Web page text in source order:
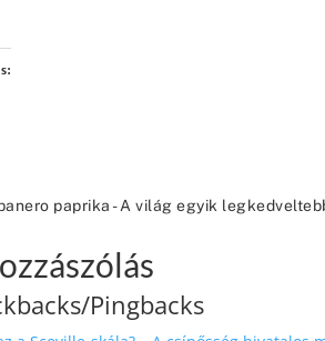
paprika - A világ egyik
Pingbacks